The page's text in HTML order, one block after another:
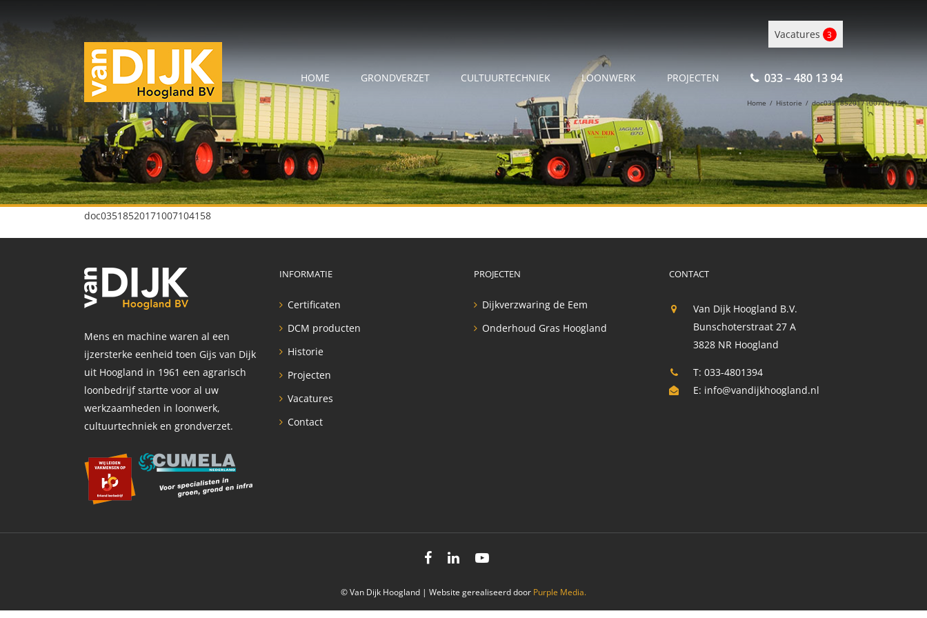
Vacatures 3
HOME GRONDVERZET CULTUURTECHNIEK LOONWERK PROJECTEN 033 – 480 13 94
Home / Historie / doc03518520171007104158
doc03518520171007104158
Mens en machine waren al een
ijzersterke eenheid toen Gijs van Dijk
uit Hoogland in 1961 een agrarisch
loonbedrijf startte voor al uw
werkzaamheden in loonwerk,
cultuurtechniek en grondverzet.
INFORMATIE
Certificaten
DCM producten
Historie
Projecten
Vacatures
Contact
PROJECTEN
Dijkverzwaring de Eem
Onderhoud Gras Hoogland
CONTACT
Van Dijk Hoogland B.V.
Bunschoterstraat 27 A
3828 NR Hoogland
T: 033-4801394
E: info@vandijkhoogland.nl
© Van Dijk Hoogland | Website gerealiseerd door Purple Media.